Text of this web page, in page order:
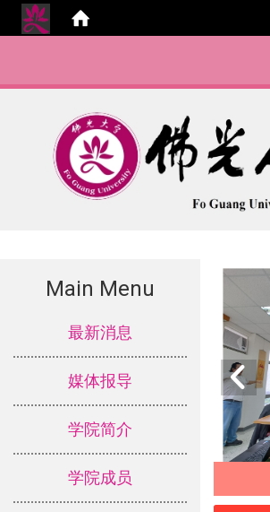
Main Menu
最新消息
媒体报导
学院简介
学院成员